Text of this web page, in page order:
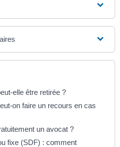
elle être retirée ?
on faire un recours en cas
un avocat ?
fixe (SDF) : comment